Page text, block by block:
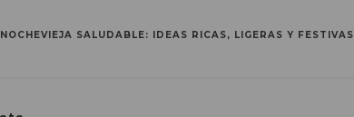
SALUDABLE: IDEAS RICAS, LIGERAS Y FESTIVAS